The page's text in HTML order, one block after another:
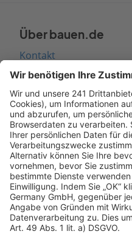
Über bauen.de
Kontakt
Seitenaufbau
Barrierefreiheit
Cookie Einstellungen
Rechtliches
AGB-Übersicht
Datenschutz
Impressum